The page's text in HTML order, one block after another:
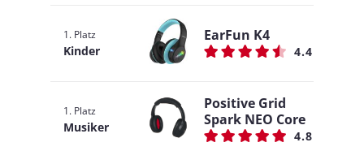
1. Platz
Kinder
EarFun K4
4.4
1. Platz
Musiker
Positive Grid
Spark NEO Core
4.8